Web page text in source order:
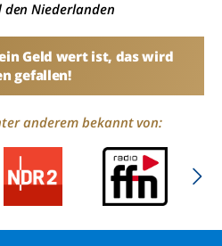
den Niederlanden
Geld wert ist, das wird
gefallen!
anderem bekannt von: